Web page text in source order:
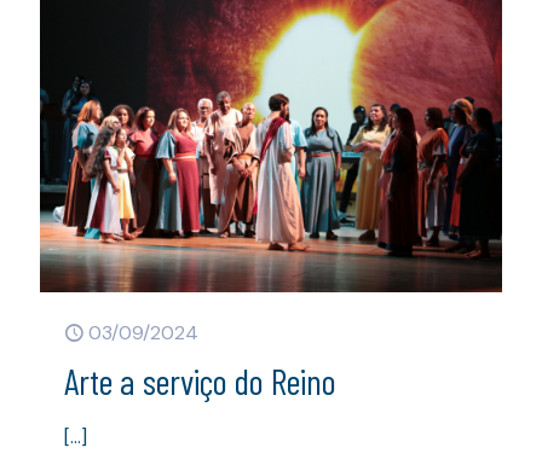
03/09/2024
Arte a serviço do Reino
[…]